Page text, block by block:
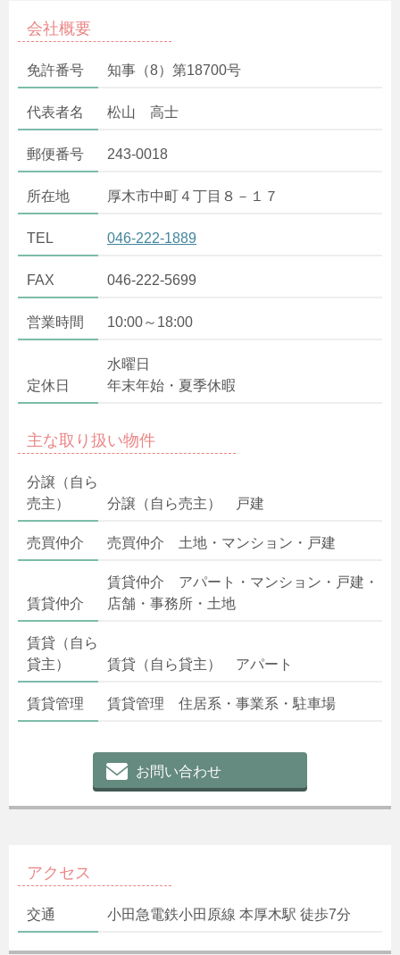
会社概要
免許番号 知事（8）第18700号
代表者名 松山 高士
郵便番号 243-0018
所在地 厚木市中町４丁目８－１７
TEL 046-222-1889
FAX 046-222-5699
営業時間 10:00～18:00
定休日
水曜日
年末年始・夏季休暇
主な取り扱い物件
分譲（自ら
売主）
分譲（自ら売主） 戸建
売買仲介 売買仲介 土地・マンション・戸建
賃貸仲介
賃貸仲介 アパート・マンション・戸建・
店舗・事務所・土地
賃貸（自ら
貸主）
賃貸（自ら貸主） アパート
賃貸管理 賃貸管理 住居系・事業系・駐車場
お問い合わせ
アクセス
交通 小田急電鉄小田原線 本厚木駅 徒歩7分